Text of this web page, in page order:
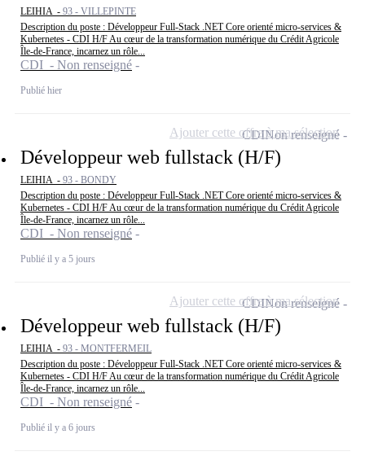
LEIHIA - 93 - VILLEPINTE
Description du poste : Développeur Full-Stack .NET Core orienté micro-services &
Kubernetes - CDI H/F Au cœur de la transformation numérique du Crédit Agricole
Île-de-France, incarnez un rôle...
CDI - Non renseigné
Publié hier
Développeur web fullstack (H/F)
LEIHIA - 93 - BONDY
Description du poste : Développeur Full-Stack .NET Core orienté micro-services &
Kubernetes - CDI H/F Au cœur de la transformation numérique du Crédit Agricole
Île-de-France, incarnez un rôle...
CDI - Non renseigné
Publié il y a 5 jours
CDINon renseigné
Ajouter cette offre à ma sélection
Développeur web fullstack (H/F)
LEIHIA - 93 - MONTFERMEIL
Description du poste : Développeur Full-Stack .NET Core orienté micro-services &
Kubernetes - CDI H/F Au cœur de la transformation numérique du Crédit Agricole
Île-de-France, incarnez un rôle...
CDI - Non renseigné
Publié il y a 6 jours
CDINon renseigné
Ajouter cette offre à ma sélection